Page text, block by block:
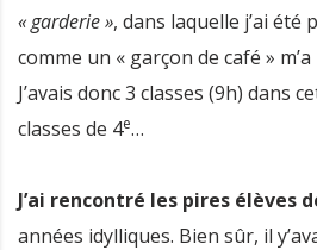
« garderie », dans laquelle j’ai été
comme un « garçon de café »
J’avais donc 3 classes (9h) dans
classes de 4e…
J’ai rencontré les pires élèves
années idylliques. Bien sûr, il